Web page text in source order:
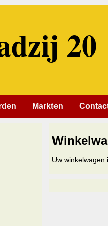
20
Markten
Uw winkelwagen